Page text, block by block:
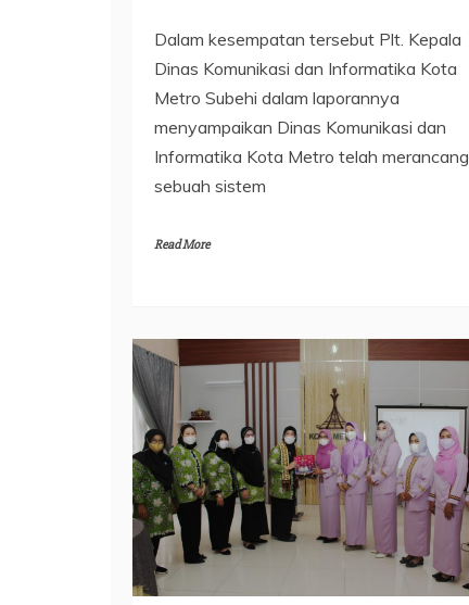
Dalam kesempatan tersebut Plt. Kepala
Dinas Komunikasi dan Informatika Kota
Metro Subehi dalam laporannya
menyampaikan Dinas Komunikasi dan
Informatika Kota Metro telah merancang
sebuah sistem
Read More